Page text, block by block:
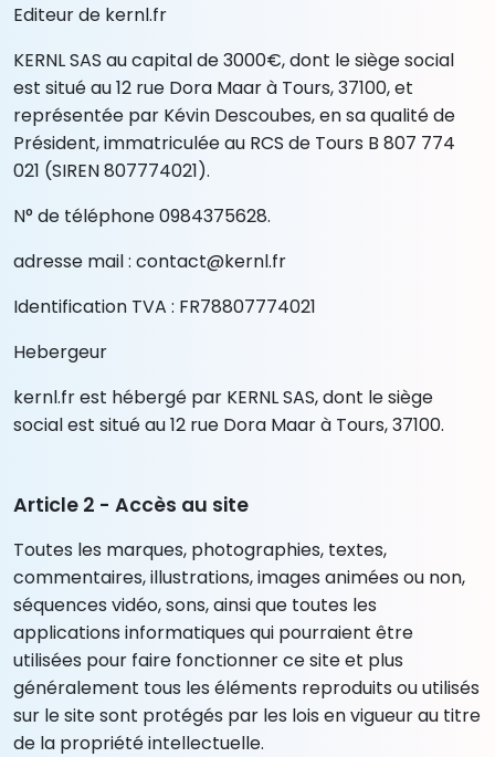
Editeur de kernl.fr
KERNL SAS au capital de 3000€, dont le siège social
est situé au 12 rue Dora Maar à Tours, 37100, et
représentée par Kévin Descoubes, en sa qualité de
Président, immatriculée au RCS de Tours B 807 774
021 (SIREN 807774021).
N° de téléphone 0984375628.
adresse mail : contact@kernl.fr
Identification TVA : FR78807774021
Hebergeur
kernl.fr est hébergé par KERNL SAS, dont le siège
social est situé au 12 rue Dora Maar à Tours, 37100.
Article 2 - Accès au site
Toutes les marques, photographies, textes,
commentaires, illustrations, images animées ou non,
séquences vidéo, sons, ainsi que toutes les
applications informatiques qui pourraient être
utilisées pour faire fonctionner ce site et plus
généralement tous les éléments reproduits ou utilisés
sur le site sont protégés par les lois en vigueur au titre
de la propriété intellectuelle.